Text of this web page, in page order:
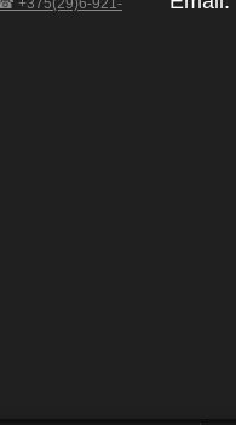
+375(29)6-921-